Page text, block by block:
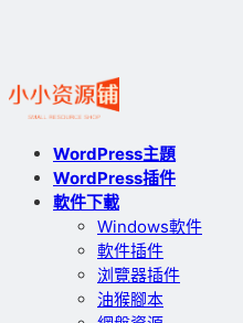
WordPress主題
WordPress插件
軟件下載
Windows軟件
軟件插件
浏覽器插件
油猴腳本